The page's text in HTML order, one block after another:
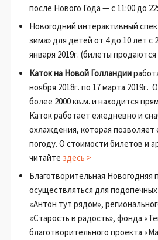
после Нового Года — с 11:00 до
Новогодний интерактивный
зима» для детей от 4 до 10 лет с
января 2019г. (билеты
Каток на Новой Голландии
ноября 2018г. по 17 марта
более 2000 кв.м. и находится
Каток работает ежедневно и
охлаждения, которая позволяет
погоду. О стоимости билетов и
читайте здесь >
Благотворительная Новогодняя
осуществляться для
«Антон тут рядом»,
«Старость в радость», фонда
благотворительного проекта